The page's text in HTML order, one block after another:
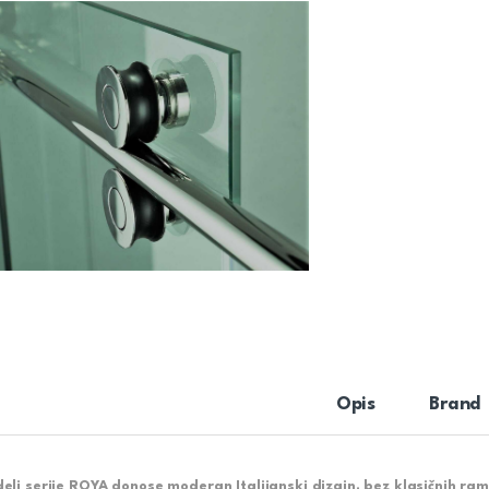
Opis Brand
serije ROYA donose moderan Italijanski dizajn, bez klasičnih